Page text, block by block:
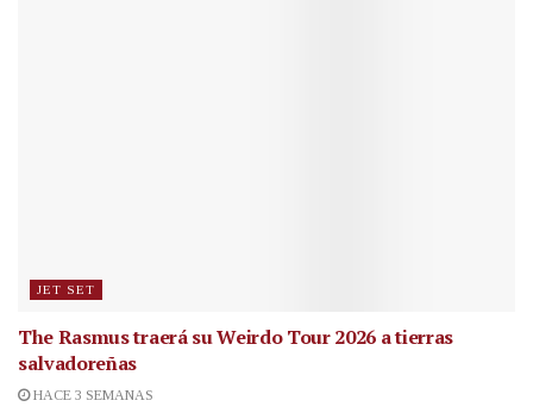
JET SET
The Rasmus traerá su Weirdo Tour 2026 a tierras
salvadoreñas
HACE 3 SEMANAS